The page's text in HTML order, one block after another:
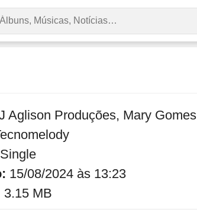
Aglison Produções, Mary Gomes
Single
15/08/2024 às 13:23
3.15 MB